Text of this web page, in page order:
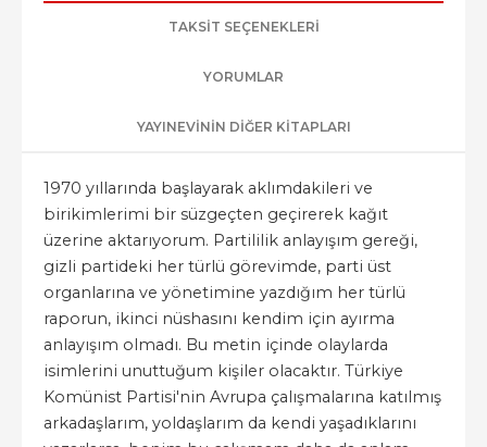
TAKSIT SEÇENEKLERI
YORUMLAR
YAYINEVININ DIĞER KITAPLARI
1970 yıllarında başlayarak aklımdakileri ve
birikimlerimi bir süzgeçten geçirerek kağıt
üzerine aktarıyorum. Partililik anlayışım gereği,
gizli partideki her türlü görevimde, parti üst
organlarına ve yönetimine yazdığım her türlü
raporun, ikinci nüshasını kendim için ayırma
anlayışım olmadı. Bu metin içinde olaylarda
isimlerini unuttuğum kişiler olacaktır. Türkiye
Komünist Partisi'nin Avrupa çalışmalarına katılmış
arkadaşlarım, yoldaşlarım da kendi yaşadıklarını